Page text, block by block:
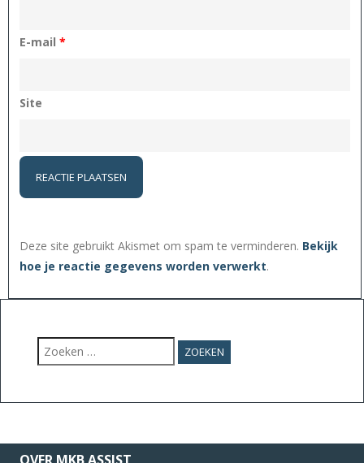
E-mail *
Site
Deze site gebruikt Akismet om spam te verminderen. Bekijk
hoe je reactie gegevens worden verwerkt.
Zoeken
naar: